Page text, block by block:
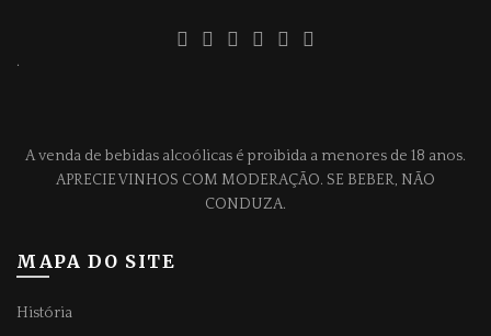
.
A venda de bebidas alcoólicas é proibida a menores de 18 anos.
APRECIE VINHOS COM MODERAÇÃO. SE BEBER, NÃO
CONDUZA.
MAPA DO SITE
História